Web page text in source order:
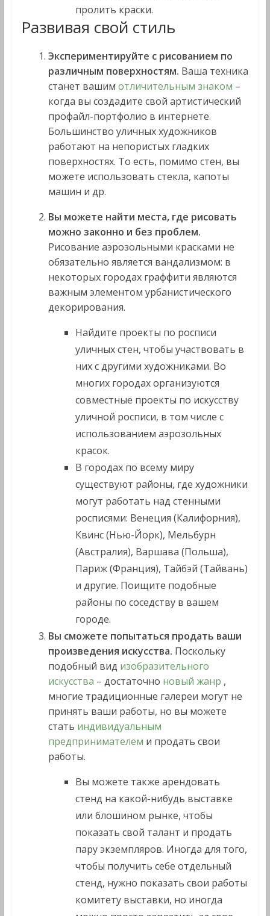
пролить краски.
Развивая свой стиль
Экспериментируйте с рисованием по
различным поверхностям. Ваша техника
станет вашим отличительным знаком –
когда вы создадите свой артистический
профайл-портфолио в интернете.
Большинство уличных художников
работают на непористых гладких
поверхностях. То есть, помимо стен, вы
можете использовать стекла, капоты
машин и др.
Вы можете найти места, где рисовать
можно законно и без проблем.
Рисование аэрозольными красками не
обязательно является вандализмом: в
некоторых городах граффити являются
важным элементом урбанистического
декорирования.
Найдите проекты по росписи
уличных стен, чтобы участвовать в
них с другими художниками. Во
многих городах организуются
совместные проекты по искусству
уличной росписи, в том числе с
использованием аэрозольных
красок.
В городах по всему миру
существуют районы, где художники
могут работать над стенными
росписями: Венеция (Калифорния),
Квинс (Нью-Йорк), Мельбурн
(Австралия), Варшава (Польша),
Париж (Франция), Тайбэй (Тайвань)
и другие. Поищите подобные
районы по соседству в вашем
городе.
Вы сможете попытаться продать ваши
произведения искусства. Поскольку
подобный вид изобразительного
искусства – достаточно новый жанр ,
многие традиционные галереи могут не
принять ваши работы, но вы можете
стать индивидуальным
предпринимателем и продать свои
работы.
Вы можете также арендовать
стенд на какой-нибудь выставке
или блошином рынке, чтобы
показать свой талант и продать
пару экземпляров. Иногда для того,
чтобы получить себе отдельный
стенд, нужно показать свои работы
комитету выставки, но иногда